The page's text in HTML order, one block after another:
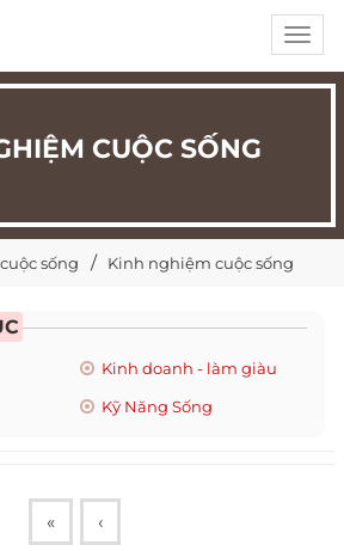
CUỘC SỐNG
sống Kinh nghiệm cuộc sống
Kinh doanh - làm giàu
Kỹ Năng Sống
« ‹